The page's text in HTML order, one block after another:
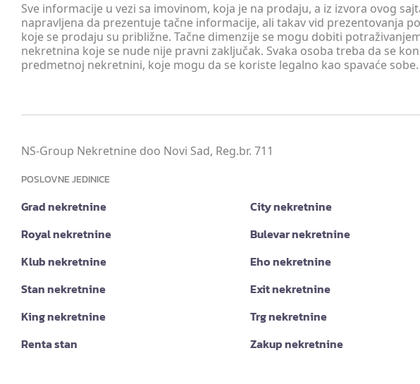
Sve informacije u vezi sa imovinom, koja je na prodaju, a iz izvora ovog
napravljena da prezentuje tačne informacije, ali takav vid prezentovanja
koje se prodaju su približne. Tačne dimenzije se mogu dobiti
nekretnina koje se nude nije pravni zaključak. Svaka osoba treba da se
predmetnoj nekretnini, koje mogu da se koriste legalno kao spavaće sobe.
NS-Group Nekretnine doo Novi Sad, Reg.br. 711
POSLOVNE JEDINICE
Grad nekretnine City nekretnine
Royal nekretnine
Bulevar nekretnine
Klub nekretnine
Eho nekretnine
Stan nekretnine
Exit nekretnine
King nekretnine
Trg nekretnine
Renta stan
Zakup nekretnine